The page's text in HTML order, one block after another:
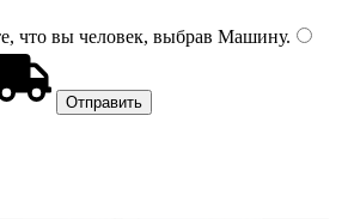
что вы человек, выбрав Машину.